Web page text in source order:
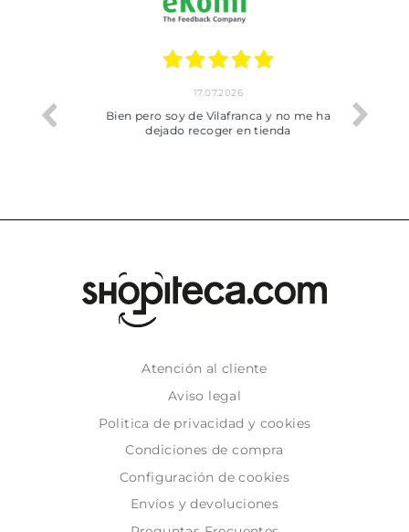
trobat
17.07.2026
Bien pero soy de Vilafranca y no me ha
dejado recoger en tienda
Atención al cliente
Aviso legal
Politica de privacidad y cookies
Condiciones de compra
Configuración de cookies
Envíos y devoluciones